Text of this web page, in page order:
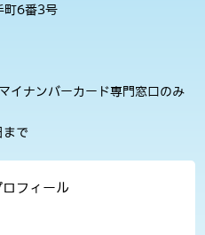
6番3号
イナンバーカード専門窓口のみ
まで
フィール